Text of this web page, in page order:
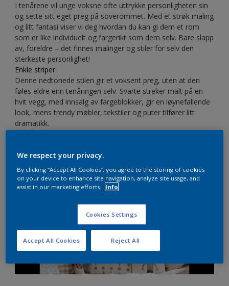
I tenårene vil unge voksne ofte uttrykke personligheten sin
og sette sitt eget preg på soverommet. Med et strøk maling
og litt fantasi viser vi deg hvordan du kan gi dem et rom
som er like individuelt og fargerikt som dem selv. Bare slapp
av, foreldre – det finnes malinger og stiler for selv den
sterkeste personlighet!
Enkle striper
Denne nedtonede stilen gir et voksent preg, uten at den
føles eldre enn tenåringen selv. Svarte streker malt på en
hvit vegg, med innsalg av fargeblokker, gir en iøynefallende
look, mens trendy møbler, tekstiler og puter tilfører litt
dramatikk.
We respect your privacy.
By clicking “Accept All Cookies”, you agree to the storing of cookies
on your device to enhance site navigation, analyze site usage, and
assist in our marketing efforts.
Info
Cookies Settings
Reject All
Accept All Cookies